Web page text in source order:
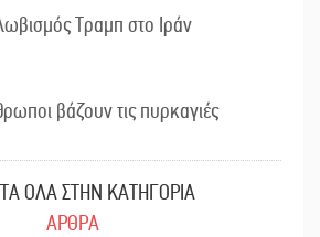
Τραμπ στο Ιράν
βάζουν τις πυρκαγιές
ΟΛΑ ΣΤΗΝ ΚΑΤΗΓΟΡΙΑ
ΑΡΘΡΑ